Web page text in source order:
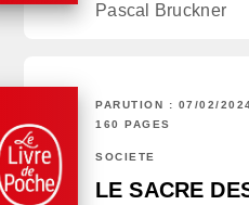
Pascal Bruckner
PARUTION : 07/02/
160 PAGES
SOCIÉTÉ
LE SACRE